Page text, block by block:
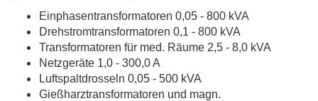
Einphasentransformatoren 0,05 - 800 kVA
Drehstromtransformatoren 0,1 - 800 kVA
Transformatoren für med. Räume 2,5 - 8,0 kVA
Netzgeräte 1,0 - 300,0 A
Luftspaltdrosseln 0,05 - 500 kVA
Gießharztransformatoren und magn.